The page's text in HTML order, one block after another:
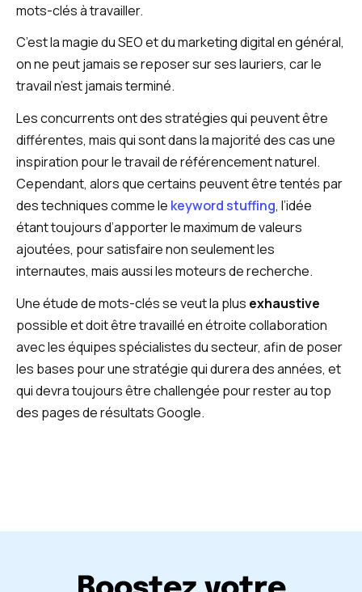
mots-clés à travailler.
C’est la magie du SEO et du marketing digital en général,
on ne peut jamais se reposer sur ses lauriers, car le
travail n’est jamais terminé.
Les concurrents ont des stratégies qui peuvent être
différentes, mais qui sont dans la majorité des cas une
inspiration pour le travail de référencement naturel.
Cependant, alors que certains peuvent être tentés par
des techniques comme le keyword stuffing, l’idée
étant toujours d’apporter le maximum de valeurs
ajoutées, pour satisfaire non seulement les
internautes, mais aussi les moteurs de recherche.
Une étude de mots-clés se veut la plus exhaustive
possible et doit être travaillé en étroite collaboration
avec les équipes spécialistes du secteur, afin de poser
les bases pour une stratégie qui durera des années, et
qui devra toujours être challengée pour rester au top
des pages de résultats Google.